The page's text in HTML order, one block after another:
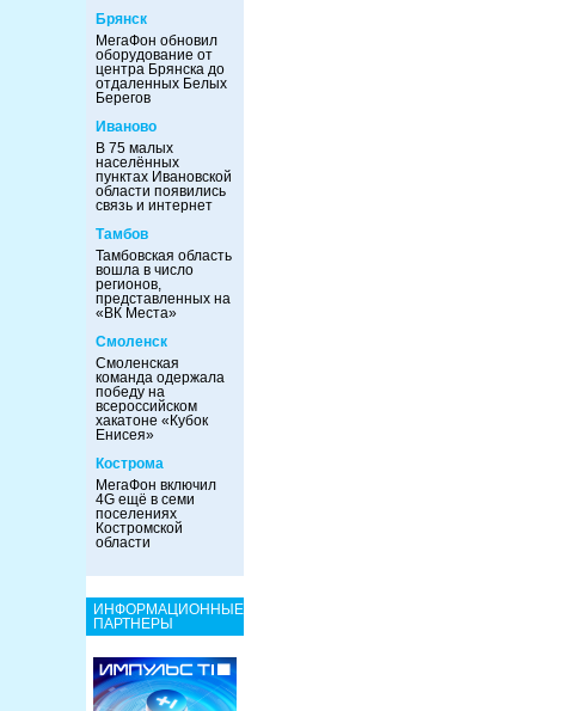
Брянск
МегаФон обновил
оборудование от
центра Брянска до
отдаленных Белых
Берегов
Иваново
В 75 малых
населённых
пунктах Ивановской
области появились
связь и интернет
Тамбов
Тамбовская область
вошла в число
регионов,
представленных на
«ВК Места»
Смоленск
Смоленская
команда одержала
победу на
всероссийском
хакатоне «Кубок
Енисея»
Кострома
МегаФон включил
4G ещё в семи
поселениях
Костромской
области
ИНФОРМАЦИОННЫЕ
ПАРТНЕРЫ